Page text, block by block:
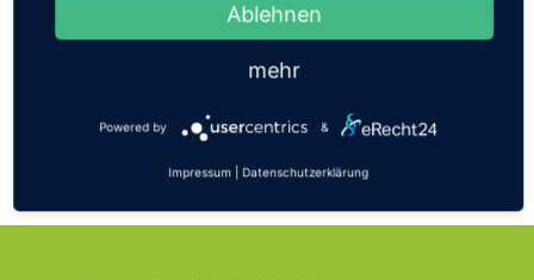
Ablehnen
mehr
Powered by &
Impressum Datenschutzerklärung